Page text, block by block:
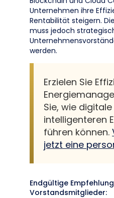
Unternehmen ihre
Rentabilität steigern.
muss jedoch
werden.
Erzielen Sie
Sie, wie
intelligenteren
führen können.
jetzt eine
Endgültige
Vorstandsmitglieder: